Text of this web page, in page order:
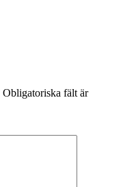
Obligatoriska fält är